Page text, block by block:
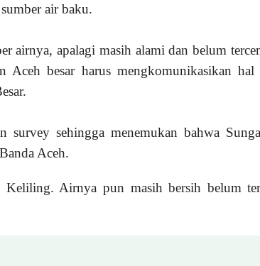
air baku.
airnya, apalagi masih alami dan belum
Aceh besar harus mengkomunikasikan
sehingga menemukan bahwa
Aceh.
Airnya pun masih bersih belum